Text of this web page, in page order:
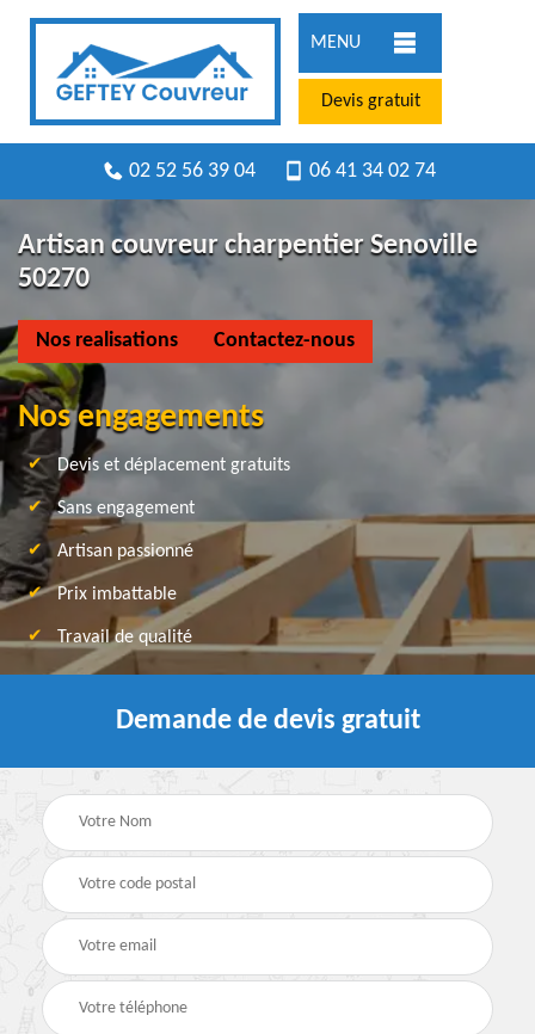
MENU
Devis gratuit
02 52 56 39 04 06 41 34 02 74
Artisan couvreur charpentier Senoville
50270
Nos realisations Contactez-nous
Nos engagements
Devis et déplacement gratuits
Sans engagement
Artisan passionné
Prix imbattable
Travail de qualité
Demande de devis gratuit